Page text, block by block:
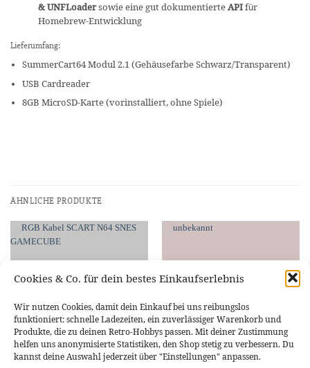
Cookies & Co. für dein bestes Einkaufserlebnis
Wir nutzen Cookies, damit dein Einkauf bei uns reibungslos
funktioniert: schnelle Ladezeiten, ein zuverlässiger Warenkorb und
Produkte, die zu deinen Retro-Hobbys passen. Mit deiner Zustimmung
helfen uns anonymisierte Statistiken, den Shop stetig zu verbessern. Du
kannst deine Auswahl jederzeit über "Einstellungen" anpassen.
& UNFLoadersowie eine gut dokumentierteAPIfür
Homebrew-Entwicklung
Lieferumfang:
SummerCart64 Modul 2.1 (Gehäusefarbe Schwarz/Transparent)
USB Cardreader
8GB MicroSD-Karte (vorinstalliert, ohne Spiele)
ÄHNLICHE PRODUKTE